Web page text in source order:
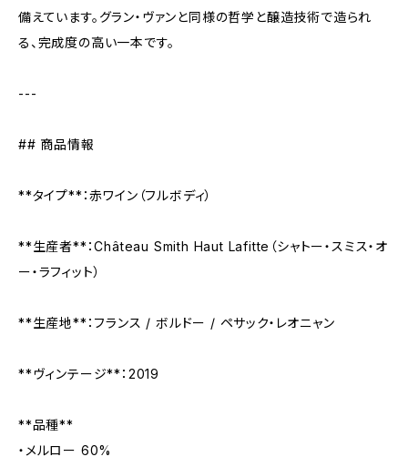
備えています。グラン・ヴァンと同様の哲学と醸造技術で造られ
る、完成度の高い一本です。
---
## 商品情報
**タイプ**：赤ワイン（フルボディ）
**生産者**：Château Smith Haut Lafitte（シャトー・スミス・オ
ー・ラフィット）
**生産地**：フランス / ボルドー / ペサック・レオニャン
**ヴィンテージ**：2019
**品種**
・メルロー 60%